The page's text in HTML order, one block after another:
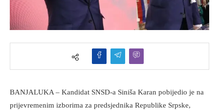
BANJALUKA – Kandidat SNSD-a Siniša Karan pobijedio je na
prijevremenim izborima za predsjednika Republike Srpske,